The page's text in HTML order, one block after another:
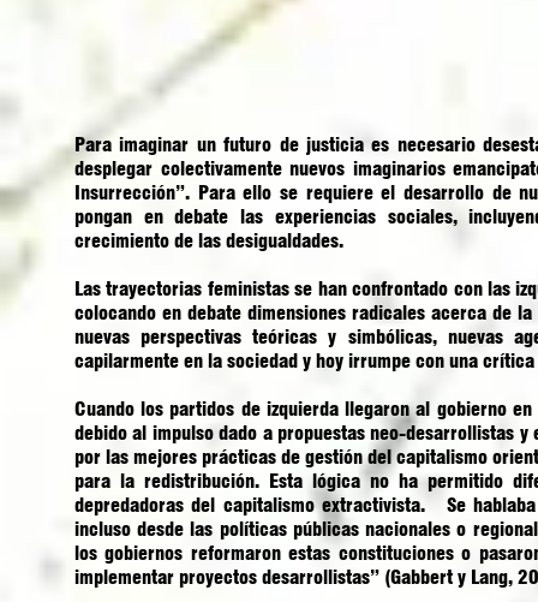
Para imaginar un futuro de justicia es necesario
desplegar colectivamente nuevos imaginarios
Insurrección”. Para ello se requiere el desarrollo de
pongan en debate las experiencias sociales,
crecimiento de las desigualdades.
Las trayectorias feministas se han confrontado con las
colocando en debate dimensiones radicales acerca de
nuevas perspectivas teóricas y simbólicas, nuevas
capilarmente en la sociedad y hoy irrumpe con una
Cuando los partidos de izquierda llegaron al gobierno
debido al impulso dado a propuestas neo-desarrollistas
por las mejores prácticas de gestión del capitalismo
para la redistribución. Esta lógica no ha permitido
depredadoras del capitalismo extractivista. Se
incluso desde las políticas públicas nacionales o
los gobiernos reformaron estas constituciones o
implementar proyectos desarrollistas” (Gabbert y Lang,